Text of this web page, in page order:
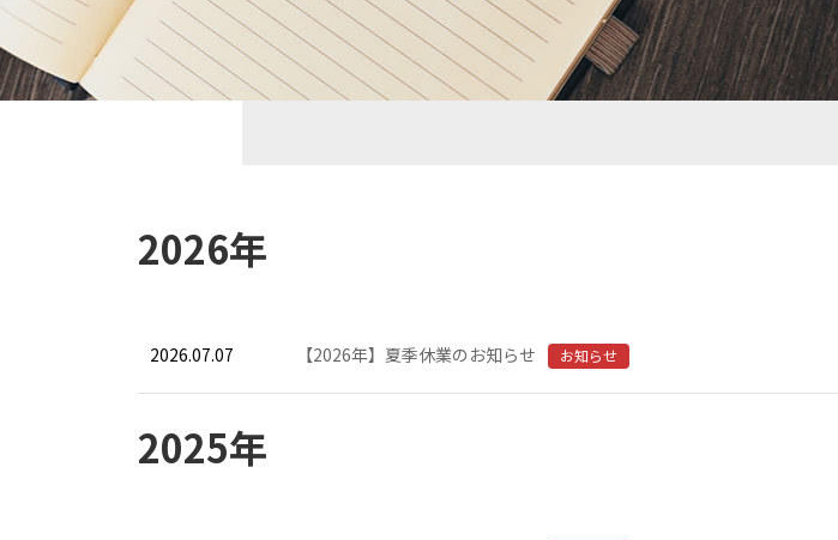
2026年
2026.07.07 【2026年】夏季休業のお知らせ お知らせ
2025年